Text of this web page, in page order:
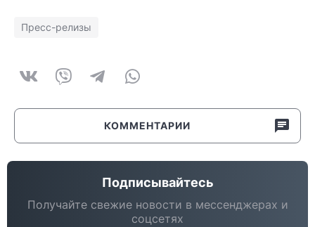
Пресс-релизы
КОММЕНТАРИИ
Подписывайтесь
Получайте свежие новости в мессенджерах и
соцсетях